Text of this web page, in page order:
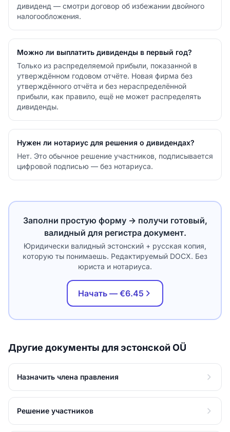
дивиденд — смотри договор об избежании двойного
налогообложения.
Можно ли выплатить дивиденды в первый год?
Только из распределяемой прибыли, показанной в
утверждённом годовом отчёте. Новая фирма без
утверждённого отчёта и без нераспределённой
прибыли, как правило, ещё не может распределять
дивиденды.
Нужен ли нотариус для решения о дивидендах?
Нет. Это обычное решение участников, подписывается
цифровой подписью — без нотариуса.
Заполни простую форму → получи готовый,
валидный для регистра документ.
Юридически валидный эстонский + русская копия,
которую ты понимаешь. Редактируемый DOCX. Без
юриста и нотариуса.
Начать — €6.45
Другие документы для эстонской OÜ
Назначить члена правления
Решение участников